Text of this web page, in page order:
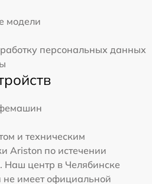
модели
персональных данных
и техническим
Ariston по истечении
Наш центр в Челябинске
не имеет официальной